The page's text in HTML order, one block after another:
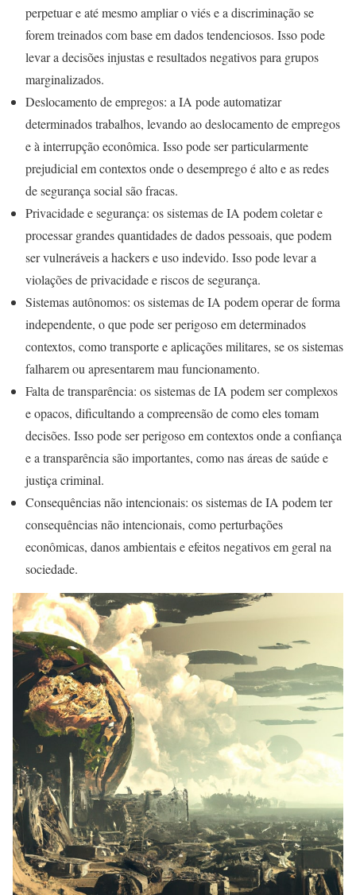
perpetuar e até mesmo ampliar o viés e a discriminação se
forem treinados com base em dados tendenciosos. Isso pode
levar a decisões injustas e resultados negativos para grupos
marginalizados.
Deslocamento de empregos: a IA pode automatizar
determinados trabalhos, levando ao deslocamento de empregos
e à interrupção econômica. Isso pode ser particularmente
prejudicial em contextos onde o desemprego é alto e as redes
de segurança social são fracas.
Privacidade e segurança: os sistemas de IA podem coletar e
processar grandes quantidades de dados pessoais, que podem
ser vulneráveis a hackers e uso indevido. Isso pode levar a
violações de privacidade e riscos de segurança.
Sistemas autônomos: os sistemas de IA podem operar de forma
independente, o que pode ser perigoso em determinados
contextos, como transporte e aplicações militares, se os sistemas
falharem ou apresentarem mau funcionamento.
Falta de transparência: os sistemas de IA podem ser complexos
e opacos, dificultando a compreensão de como eles tomam
decisões. Isso pode ser perigoso em contextos onde a confiança
e a transparência são importantes, como nas áreas de saúde e
justiça criminal.
Consequências não intencionais: os sistemas de IA podem ter
consequências não intencionais, como perturbações
econômicas, danos ambientais e efeitos negativos em geral na
sociedade.